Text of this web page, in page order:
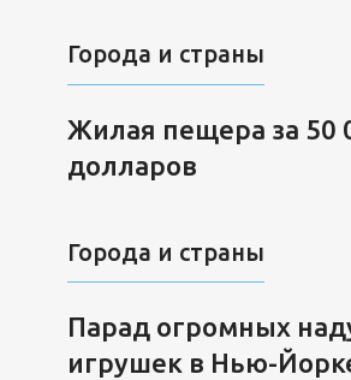
Города и страны
Жилая пещера за 50
долларов
Города и страны
Парад огромных
игрушек в Нью-